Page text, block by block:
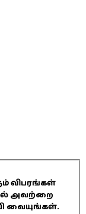
விபரங்கள்
அவற்றை
வையுங்கள்.